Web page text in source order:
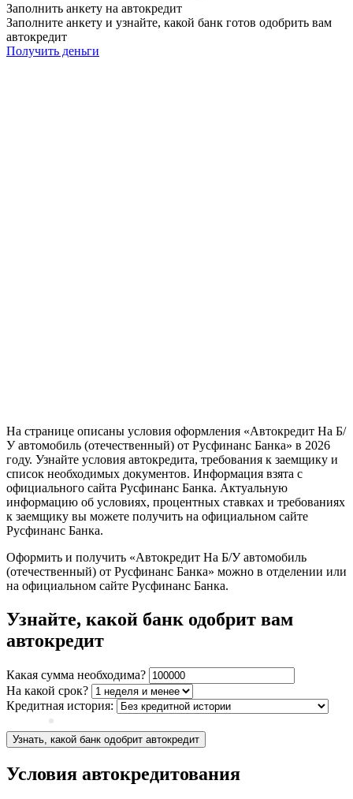
Заполнить анкету на автокредит
Заполните анкету и узнайте, какой банк готов одобрить вам
автокредит
Получить деньги
На странице описаны условия оформления «Автокредит На Б/
У автомобиль (отечественный) от Русфинанс Банка» в 2026
году. Узнайте условия автокредита, требования к заемщику и
список необходимых документов. Информация взята с
официального сайта Русфинанс Банка. Актуальную
информацию об условиях, процентных ставках и требованиях
к заемщику вы можете получить на официальном сайте
Русфинанс Банка.
Оформить и получить «Автокредит На Б/У автомобиль
(отечественный) от Русфинанс Банка» можно в отделении или
на официальном сайте Русфинанс Банка.
Узнайте, какой банк одобрит вам
автокредит
Какая сумма необходима?
На какой срок?
Кредитная история:
Узнать, какой банк одобрит автокредит
Условия автокредитования